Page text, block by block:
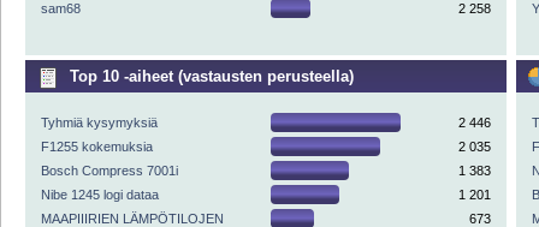
sam68
2 258
Top 10 -aiheet (vastausten perusteella)
Tyhmiä kysymyksiä
2 446
F1255 kokemuksia
2 035
Bosch Compress 7001i
1 383
Nibe 1245 logi dataa
1 201
MAAPIIIRIEN LÄMPÖTILOJEN
673